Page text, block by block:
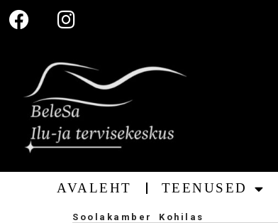
AVALEHT TEENUSED
Soolakamber Kohilas